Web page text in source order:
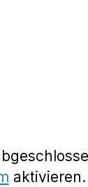
aktivieren.